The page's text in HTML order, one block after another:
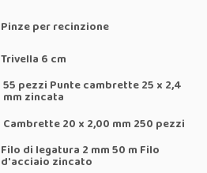
Pinze per recinzione
Trivella 6 cm
55 pezzi Punte cambrette 25 x 2,4
mm zincata
Cambrette 20 x 2,00 mm 250 pezzi
Filo di legatura 2 mm 50 m Filo
d'acciaio zincato